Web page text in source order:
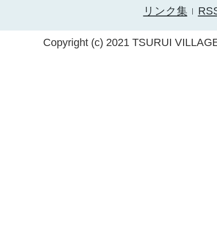
リンク集
Copyright (c) 2021 TSURUI